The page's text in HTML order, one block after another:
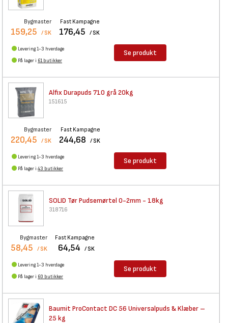
Bygmaster
159,25 / SK
Fast Kampagne
176,45 / SK
Levering 1-3 hverdage
På lager i 61 butikker
Se produkt
Alfix Durapuds 710 grå 20kg
151615
Bygmaster
220,45 / SK
Fast Kampagne
244,68 / SK
Levering 1-3 hverdage
På lager i 43 butikker
Se produkt
SOLID Tør Pudsemørtel 0-2mm - 18kg
318716
Bygmaster
58,45 / SK
Fast Kampagne
64,54 / SK
Levering 1-3 hverdage
På lager i 60 butikker
Se produkt
Baumit ProContact DC 56 Universalpuds & Klæber –
25 kg